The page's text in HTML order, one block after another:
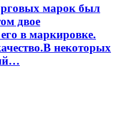
марок был
двое
в маркировке.
некоторых